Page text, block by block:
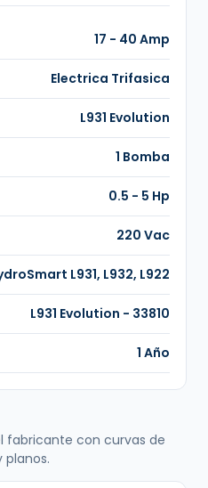
17 - 40 Amp
Electrica Trifasica
L931 Evolution
1 Bomba
0.5 - 5 Hp
220 Vac
L931, L932, L922
L931 Evolution - 33810
1 Año
fabricante con curvas de
planos.